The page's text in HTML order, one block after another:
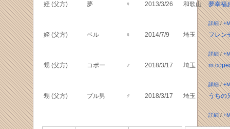
姪 (父方) 夢 ♀ 2013/3/26 和歌山 夢幸福
詳細/
姪 (父方) ベル ♀ 2014/7/9 埼玉 フレン
詳細/
甥 (父方) コポー ♂ 2018/3/17 埼玉
詳細/
甥 (父方) プル男 ♂ 2018/3/17 埼玉 うちの
詳細/